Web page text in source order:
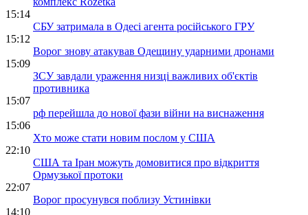
15:14
СБУ затримала в Одесі агента російського ГРУ
15:12
Ворог знову атакував Одещину ударними дронами
15:09
ЗСУ завдали ураження низці важливих об'єктів
противника
15:07
рф перейшла до нової фази війни на виснаження
15:06
Хто може стати новим послом у США
22:10
США та Іран можуть домовитися про відкриття
Ормузької протоки
22:07
Ворог просунувся поблизу Устинівки
14:10